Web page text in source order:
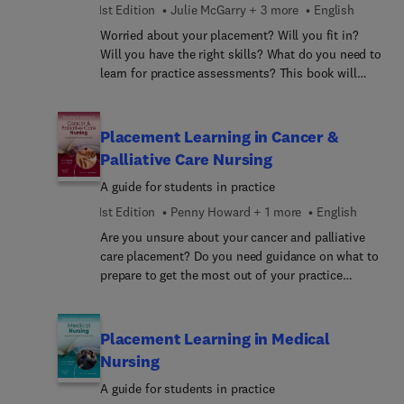
1st Edition Julie McGarry + 3 more
English
Worried about your placement? Will you fit in?
Will you have the right skills? What do you need to
learn for practice assessments? This book will
learn, how to link theory and practice, and how to
make the most of your learning opportunities.
Placement Learning in Cancer &
Palliative Care Nursing
A guide for students in practice
1st Edition
Penny Howard + 1 more
English
Are you unsure about your cancer and palliative
care placement? Do you need guidance on what to
prepare to get the most out of your practice
opportunities will there be to meet your
competencies? How can you maximise your
learning during this placement? This book will
help you with all these concerns. It will advise you
Placement Learning in Medical
Nursing
A guide for students in practice